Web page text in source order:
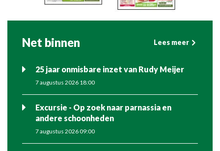
Net binnen Lees meer
25 jaar onmisbare inzet van Rudy Meijer
7 augustus 2026 18:00
Excursie - Op zoek naar parnassia en
andere schoonheden
7 augustus 2026 09:00